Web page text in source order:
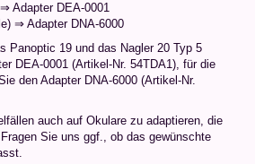
Adapter DEA-0001
⇒ Adapter DNA-6000
Panoptic 19 und das Nagler 20 Typ 5
DEA-0001 (Artikel-Nr. 54TDA1), für die
den Adapter DNA-6000 (Artikel-Nr.
auch auf Okulare zu adaptieren, die
Sie uns ggf., ob das gewünschte